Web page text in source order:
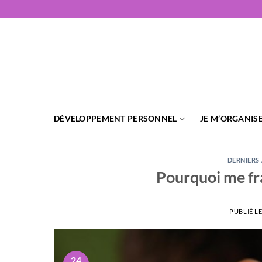
au
DÉVELOPPEMENT PERSONNEL JE
Pourquoi me
PUBLIÉ